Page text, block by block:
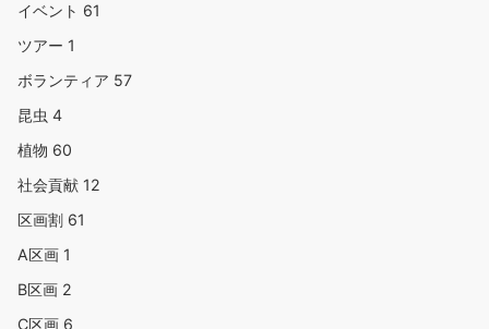
イベント 61
ツアー 1
ボランティア 57
昆虫 4
植物 60
社会貢献 12
区画割 61
A区画 1
B区画 2
C区画 6